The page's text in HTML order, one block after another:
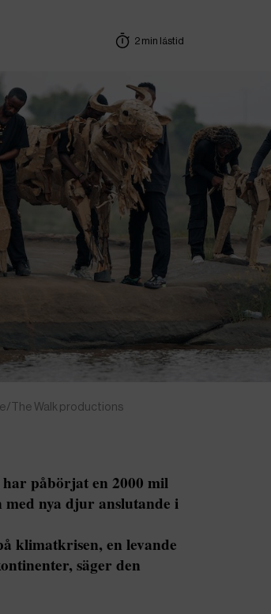
2 min lästid
The Walk productions
påbörjat en 2000 mil
nya djur anslutande i
klimatkrisen, en levande
säger den